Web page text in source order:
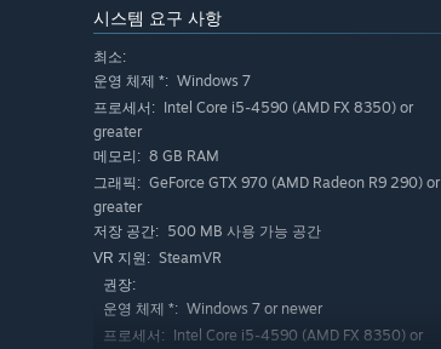
시스템 요구 사항
최소:
운영 체제 *: Windows 7
프로세서: Intel Core i5-4590 (AMD FX 8350) or
greater
메모리: 8 GB RAM
그래픽: GeForce GTX 970 (AMD Radeon R9 290) or
greater
저장 공간: 500 MB 사용 가능 공간
VR 지원: SteamVR
권장:
운영 체제 *: Windows 7 or newer
프로세서:
Intel Core i5-4590 (AMD FX 8350) or